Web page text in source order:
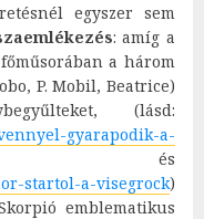
egyszer sem
: amíg a
a három
P. Mobil, Beatrice)
(lásd:
gyarapodik-a-
startol-a-visegrock)
emblematikus